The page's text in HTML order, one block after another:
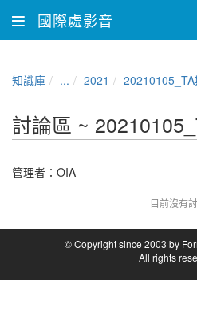
國際處影音
知識庫 ... 2021
討論區 ~
管理者： OIA
目前沒有
© Copyright since 2003 by
All rights